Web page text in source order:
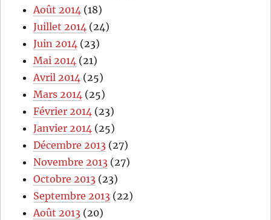
Août 2014 (18)
Juillet 2014 (24)
Juin 2014 (23)
Mai 2014 (21)
Avril 2014 (25)
Mars 2014 (25)
Février 2014 (23)
Janvier 2014 (25)
Décembre 2013 (27)
Novembre 2013 (27)
Octobre 2013 (23)
Septembre 2013 (22)
Août 2013 (20)